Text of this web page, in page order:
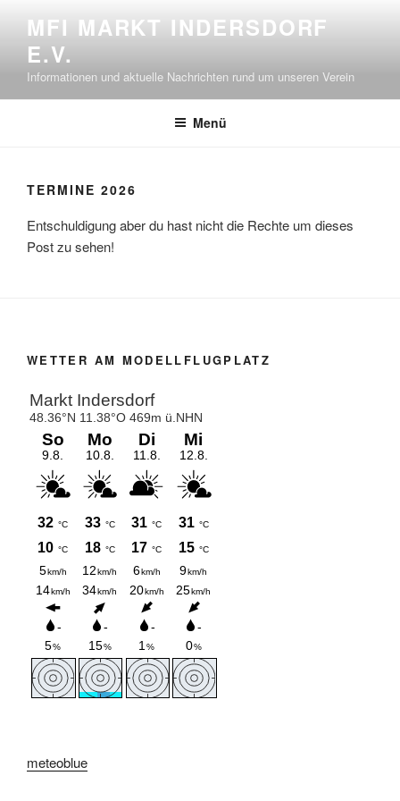
springen
MFI MARKT INDERSDORF
E.V.
Informationen und aktuelle Nachrichten rund um unseren Verein
Menü
TERMINE 2026
Entschuldigung aber du hast nicht die Rechte um dieses
Post zu sehen!
WETTER AM MODELLFLUGPLATZ
meteoblue